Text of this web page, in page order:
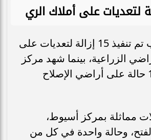
ففي مركز أبنوب تم تنفيذ 15 إزالة لتعديات على
الزراعية، بينما شهد مركز
منفلوط إزالة 14 حالة على أراضي الإصلاح
5 حالات مماثلة بمركز أسيوط،
وحالة واحدة في كل من